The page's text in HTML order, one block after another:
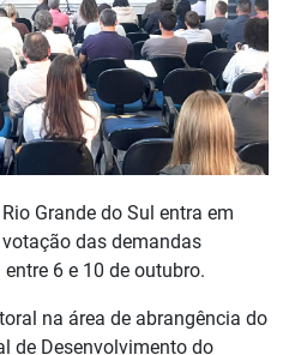
Grande do Sul entra em
das demandas
6 e 10 de outubro.
na área de abrangência do
de Desenvolvimento do